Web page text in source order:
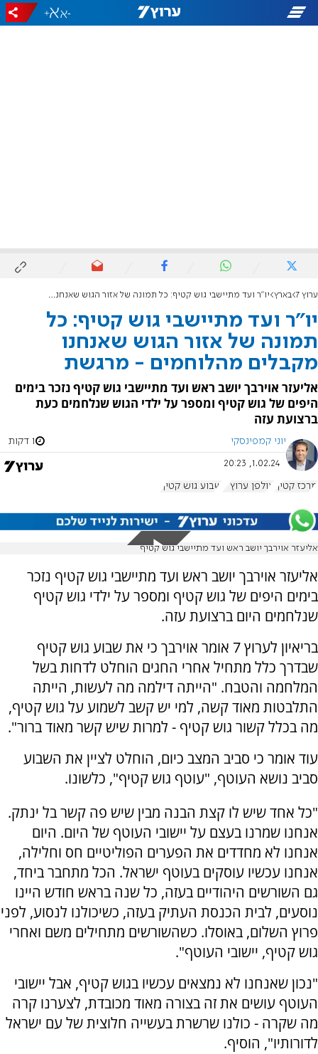
-
+
ערוץ 7 בארץ יו"ר ועד מתיישבי גוש קטיף: כל תמונה של אזור הגוש שאנחנו מקבלים מהלוחמים - מרגשת
יו"ר ועד מתיישבי גוש קטיף: כל
תמונה של אזור הגוש שאנחנו
מקבלים מהלוחמים - מרגשת
אליעזר אוירבך יושב ראש ועד מתיישבי גוש קטיף נזכר בימים
היפים של גוש קטיף ומספר על ילדי הגוש שנלחמים כעת
ברצועת עזה
יוני קמפינסקי 1 דקות
1.02.24, 20:23
מרכז קטיף אולפן ערוץ 7 שבוע גוש קטיף
אליעזר אוירבך יושב ראש ועד מתיישבי גוש קטיף
אליעזר אוירבך יושב ראש ועד מתיישבי גוש קטיף נזכר
בימים היפים של גוש קטיף ומספר על ילדי גוש קטיף
שנלחמים היום ברצועת עזה.
בריאיון לערוץ 7 אומר אוירבך כי את שבוע גוש קטיף
שבדרך כלל מתחיל אחרי החגים הוחלט לדחות בשל
המלחמה והטבח. "הייתה דילמה מה לעשות, הייתה
התלבטות מאוד קשה, למי יש קשב לשמוע על גוש קטיף,
מה בכלל קשור גוש קטיף - למרות שיש קשר מאוד ברור".
עוד אומר כי סביב המצב כיום, הוחלט לציין את השבוע
סביב נושא העוטף, "עוטף גוש קטיף", כלשונו.
"כל אחד שיש לו קצת הבנה מבין שיש פה קשר בל ינתק.
אנחנו שמרנו בעצם על יישובי העוטף של היום. היום
אנחנו לא מחדדים את הפערים הפוליטיים חס וחלילה,
אנחנו עכשיו עוסקים בעוטף ישראל. הכל מתחבר ביחד,
גם השורשים היהודיים בעזה, כל שנה בראש חודש היינו
נוסעים, לבית הכנסת העתיק בעזה, כשיכולנו לנסוע, לפני
פרוץ השלום, באוסלו. כשהשורשים מתחילים משם ואחרי
גוש קטיף, יישובי העוטף".
"נכון שאנחנו לא נמצאים עכשיו בגוש קטיף, אבל יישובי
העוטף עושים את זה בצורה מאוד מכובדת, לצערנו קרה
מה שקרה - כולנו שרשרת בעשייה חלוצית של עם ישראל
לדורותיו", הוסיף.